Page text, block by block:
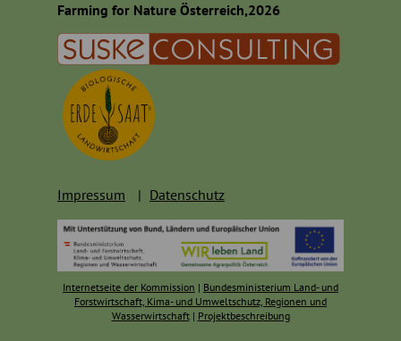
Farming for Nature Österreich,2026
Impressum Datenschutz
Internetseite der Kommission | Bundesministerium Land- und
Forstwirtschaft, Kima- und Umweltschutz, Regionen und
Wasserwirtschaft| Projektbeschreibung